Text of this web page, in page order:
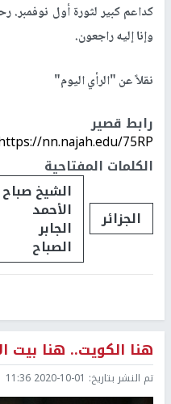
كداعم كبير لثورة أول نوفمبر.
وإنا إليه راجعون.
نقلاً عن "الرأي اليوم"
رابط قصير
nn.najah.edu/75RP/
الكلمات المفتاحية
الجزائر
الشيخ صباح
الأحمد
الجابر
الصباح
هنا الكويت.. هنا بيت
تم النشر بتاريخ: 2020-10-01 11:36